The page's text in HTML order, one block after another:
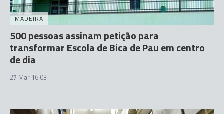
MADEIRA
500 pessoas assinam petição para
transformar Escola de Bica de Pau em centro
de dia
27 Mar 16:03